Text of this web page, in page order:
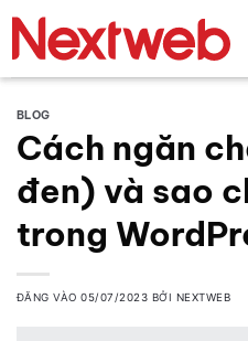
qua
nội
dung
BLOG
Cách ngăn
đen) và sao
trong
ĐĂNG VÀO05/07/2023 BỞI NEXTWEB